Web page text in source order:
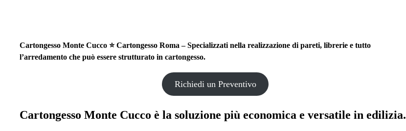
Cartongesso Monte Cucco ⭐ Cartongesso Roma – Specializzati nella realizzazione di pareti, librerie e tutto
l’arredamento che può essere strutturato in cartongesso.
Richiedi un Preventivo
Cartongesso Monte Cucco è la soluzione più economica e versatile in edilizia.